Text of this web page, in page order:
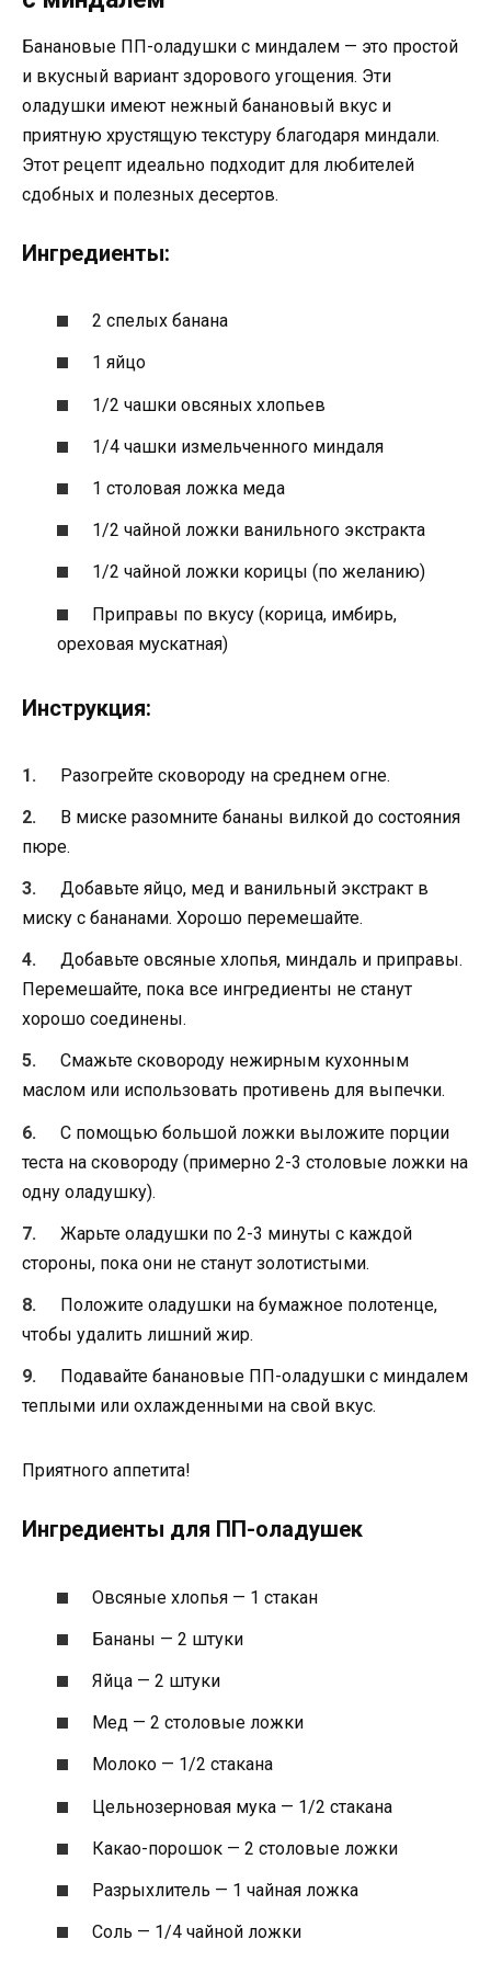
Банановые ПП-оладушки с миндалем — это простой
и вкусный вариант здорового угощения. Эти
оладушки имеют нежный банановый вкус и
приятную хрустящую текстуру благодаря миндали.
Этот рецепт идеально подходит для любителей
сдобных и полезных десертов.
Ингредиенты:
2 спелых банана
1 яйцо
1/2 чашки овсяных хлопьев
1/4 чашки измельченного миндаля
1 столовая ложка меда
1/2 чайной ложки ванильного экстракта
1/2 чайной ложки корицы (по желанию)
Приправы по вкусу (корица, имбирь,
ореховая мускатная)
Инструкция:
Разогрейте сковороду на среднем огне.
В миске разомните бананы вилкой до состояния
пюре.
Добавьте яйцо, мед и ванильный экстракт в
миску с бананами. Хорошо перемешайте.
Добавьте овсяные хлопья, миндаль и приправы.
Перемешайте, пока все ингредиенты не станут
хорошо соединены.
Смажьте сковороду нежирным кухонным
маслом или использовать противень для выпечки.
С помощью большой ложки выложите порции
теста на сковороду (примерно 2-3 столовые ложки на
одну оладушку).
Жарьте оладушки по 2-3 минуты с каждой
стороны, пока они не станут золотистыми.
Положите оладушки на бумажное полотенце,
чтобы удалить лишний жир.
Подавайте банановые ПП-оладушки с миндалем
теплыми или охлажденными на свой вкус.
Приятного аппетита!
Ингредиенты для ПП-оладушек
Овсяные хлопья — 1 стакан
Бананы — 2 штуки
Яйца — 2 штуки
Мед — 2 столовые ложки
Молоко — 1/2 стакана
Цельнозерновая мука — 1/2 стакана
Какао-порошок — 2 столовые ложки
Разрыхлитель — 1 чайная ложка
Соль — 1/4 чайной ложки